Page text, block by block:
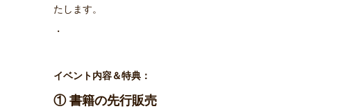
たします。
・
イベント内容＆特典：
① 書籍の先行販売